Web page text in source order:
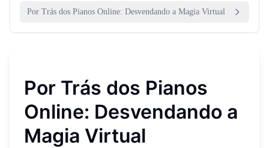
Por Trás dos Pianos Online: Desvendando a Magia Virtual
Por Trás dos Pianos
Online: Desvendando a
Magia Virtual